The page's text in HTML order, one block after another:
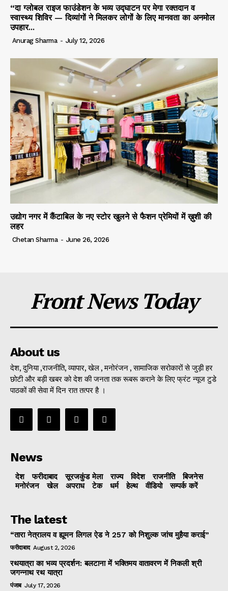
“दा ग्लोबल राइज फाउंडेशन के भव्य उद्घाटन पर मेगा रक्तदान व
स्वास्थ्य शिविर — दिव्यांगों ने मिलकर लोगों के लिए मानवता का अनमोल
उपहार...
Anurag Sharma - July 12, 2026
उद्योग नगर में कैंटाबिल के नए स्टोर खुलने से फैशन प्रेमियों में ख़ुशी की
लहर
Chetan Sharma - June 26, 2026
Front News Today
About us
देश, दुनिया ,राजनीति, व्यापार, खेल , मनोरंजन , सामाजिक सरोकारों से जुड़ी हर
छोटी और बड़ी खबर को देश की जनता तक रूबरू कराने के लिए फ्रंट न्यूज टुडे
पाठकों की सेवा में दिन रात तत्पर है ।
News
देश फरीदाबाद सूरजकुंड मेला राज्‍य विदेश राजनीति
बिजनेस
मनोरंजन
खेल अपराध टेक धर्म हेल्थ वीडियो सम्पर्क करें
The latest
“तारा नेत्रालय व ह्यूमन लिगल ऐड ने 257 को निशुल्क जांच मुहैया कराई”
फरीदाबाद August 2, 2026
रथयात्रा का भव्य प्रदर्शन: बलटाना में भक्तिमय वातावरण में निकली श्री
जगन्नाथ रथ यात्रा
पंजाब July 17, 2026